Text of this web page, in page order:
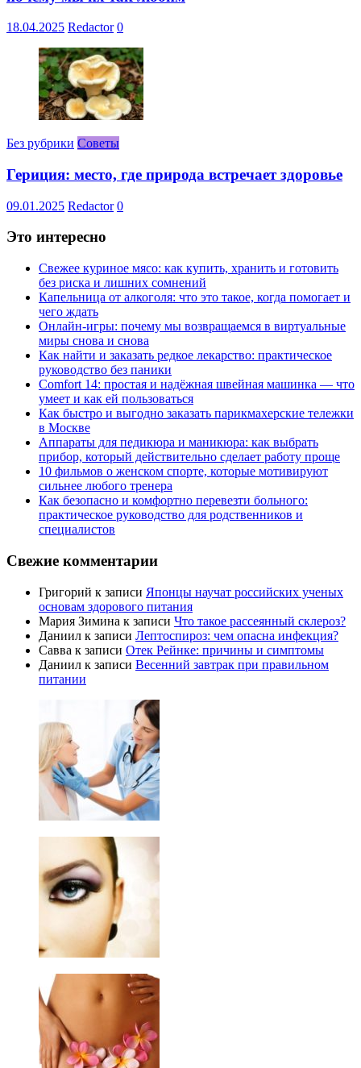
18.04.2025 Redactor 0
Без рубрики Советы
Гериция: место, где природа встречает здоровье
09.01.2025 Redactor 0
Это интересно
Свежее куриное мясо: как купить, хранить и готовить
без риска и лишних сомнений
Капельница от алкоголя: что это такое, когда помогает и
чего ждать
Онлайн-игры: почему мы возвращаемся в виртуальные
миры снова и снова
Как найти и заказать редкое лекарство: практическое
руководство без паники
Comfort 14: простая и надёжная швейная машинка — что
умеет и как ей пользоваться
Как быстро и выгодно заказать парикмахерские тележки
в Москве
Аппараты для педикюра и маникюра: как выбрать
прибор, который действительно сделает работу проще
10 фильмов о женском спорте, которые мотивируют
сильнее любого тренера
Как безопасно и комфортно перевезти больного:
практическое руководство для родственников и
специалистов
Свежие комментарии
Григорий к записи Японцы научат российских ученых
основам здорового питания
Мария Зимина к записи Что такое рассеянный склероз?
Даниил к записи Лептоспироз: чем опасна инфекция?
Савва к записи Отек Рейнке: причины и симптомы
Даниил к записи Весенний завтрак при правильном
питании